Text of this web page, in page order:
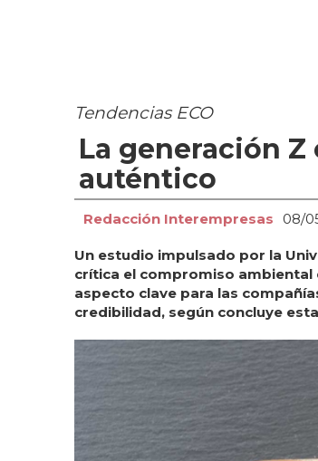
Tendencias ECO
La generación
auténtico
Redacción Interempresas 08/
Un estudio impulsado por la
crítica el compromiso ambiental
aspecto clave para las
credibilidad, según concluye